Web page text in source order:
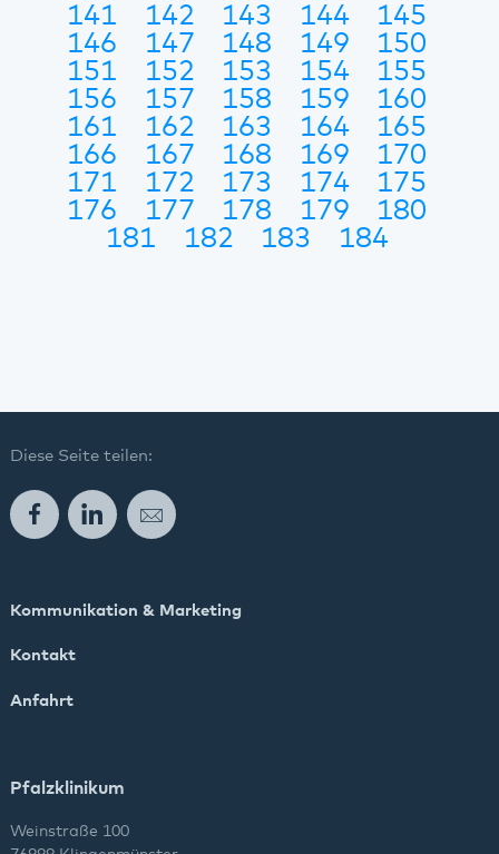
141
142 143 144
145
146
147 148 149
150
151
152 153 154
155
156
157 158 159
160
161
162 163 164
165
166
167 168 169
170
171
172 173 174
175
176
177 178 179
180
181
182 183 184
Diese Seite teilen:
FacebookLinkedInE-Mail
Kommunikation & Marketing
Kontakt
Anfahrt
Pfalzklinikum
Weinstraße 100